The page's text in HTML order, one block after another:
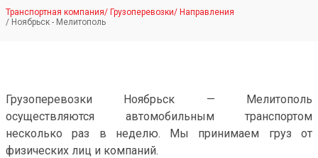
Транспортная компания/ Грузоперевозки/ Направления
/ Ноябрьск - Мелитополь
Грузоперевозки Ноябрьск — Мелитополь
осуществляются автомобильным транспортом
несколько раз в неделю. Мы принимаем груз от
физических лиц и компаний.